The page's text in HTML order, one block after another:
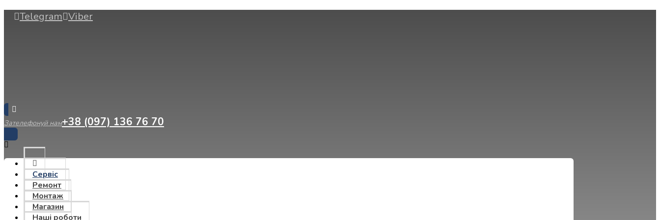
Telegram Viber
Зателефонуй нам+38 (097) 136 76 70
Сервіс
Ремонт
Монтаж
Магазин
Наші роботи